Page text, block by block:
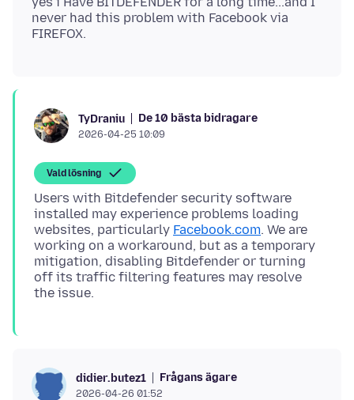
never had this problem with Facebook via
TyDraniu De 10 bästa bidragare
2026-04-25 10:09
Vald lösning
Users with Bitdefender security software
installed may experience problems loading
websites, particularly Facebook.com. We are
working on a workaround, but as a temporary
mitigation, disabling Bitdefender or turning
off its traffic filtering features may resolve
didier.butez1 Frågans ägare
2026-04-26 01:52